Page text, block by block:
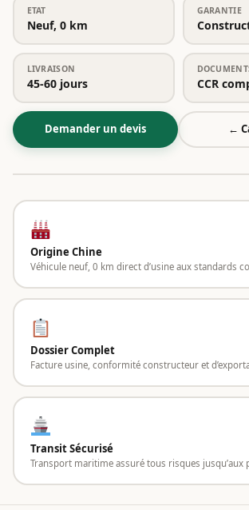
ETAT
Neuf, 0 km
GARANTIE
LIVRAISON
45-60 jours CCR
Demander un devis ←
Origine Chine
Véhicule neuf, 0 km direct d’usine aux standards
Dossier Complet
Facture usine, conformité constructeur et
Transit Sécurisé
Transport maritime assuré tous risques jusqu’aux